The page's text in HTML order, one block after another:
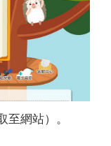
網站）。